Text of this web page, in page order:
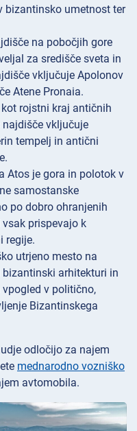
bizantinsko umetnost ter
na pobočjih gore
za središče sveta in
vključuje Apolonov
Atene Pronaia.
rojstni kraj antičnih
vključuje
tempelj in antični
Atos je gora in polotok v
samostanske
po dobro ohranjenih
prispevajo k
regije.
utrjeno mesto na
arhitekturi in
v politično,
Bizantinskega
odločijo za najem
mednarodno vozniško
avtomobila.